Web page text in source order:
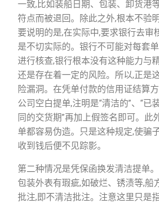
一致,比如装船日期、包装、卸货港
符点而被退回。除此之外,根本不验
要说明的是,在实际中,要求银行去审
是不切实际的。银行不可能对每套
进行核查,银行根本没有这种能力与
还是存在着一定的风险。所以,正是
险漏洞。在凭单付款的信用证结算
公司空白提单,注明是“清洁的”、“已
同的交货期”再加上假签名即可。此
单都容易伪造。只是这种规定,使骗
收到钱后便不见踪影。
第二种情况是凭保函换发清洁提单
包装外表有瑕疵,如破烂、锈渍等,船
批注,即不清洁批注。注意这里只是